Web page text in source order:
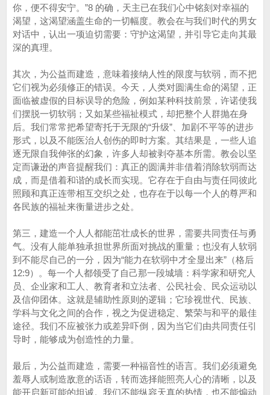
你，便不得安宁。”8 的确，天主已在我们心中铭刻对幸福的
渴望，这渴望涵盖生命的一切幅度。教会在与我们时代的男女
对话中，认出一项迫切需要：守护这渴望，并引导它走向其最
深的真理。
其次，为公益而建造，意味着接纳人性的限度与软弱，而不把
它们视为必须修正的错误。今天，人类对圆满生命的渴望，正
面临被虚假的目标误导的危险，例如某种科技前景，许诺使我
们摆脱一切软弱；又如某些福祉模式，却把整个人群抛在身
后。我们常常把希望寄托于无限的“升级”、加剧不平等的进步
形式，以及不能医治人创伤的即时方案。其结果是，一些人追
逐无限自我伸张的幻象，许多人却被剥夺基本所需。教会以坚
定而谦逊的声音提醒我们：真正的圆满并非借着消除软弱而达
成，而是借着和谐的成长而实现。它存在于自由与责任同彼此
照顾和真正连带相互交织之处，也存在于以每一个人的尊严和
各民族的福祉来衡量进步之处。
第三，建造一个人人都能茁壮成长的世界，需要共同责任与勇
气。没有人能单独承担世界所面对挑战的重量；也没有人软弱
到不能尽自己的一分，因为“能力在软弱中才全显出来”（格后
12:9）。每一个人都领受了自己那一段城墙：科学家和研究人
员、企业家和工人、教育者和立法者、公民社会、民众运动以
及信仰团体。这就是辅助性原则的逻辑；它珍视世代、民族、
学科与文化之间的合作，视之为促进稳定、繁荣与和平的最佳
途径。我们不应被张力或差异吓倒，因为当它们由共同责任引
导时，能够成为创造性的力量。
最后，为公益而建造，需要一种福音性的语言。我们必须避免
羞辱人或制造敌意的话语，转而选择能照亮人心的清晰，以及
能开启新可能的坦诚。我们不能纵容天真的热情，也不能煽动